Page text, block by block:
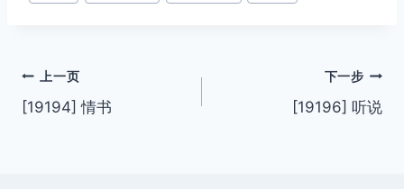
文
章
上一页
[19194] 情书
下一步
[19196] 听说